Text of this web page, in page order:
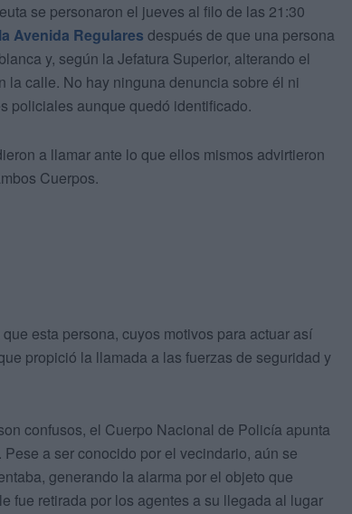
se personaron el jueves al filo de las 21:30
la Avenida Regulares después de que una persona
y, según la Jefatura Superior, alterando el
la calle. No hay ninguna denuncia sobre él ni
policiales aunque quedó identificado.
a llamar ante lo que ellos mismos advirtieron
Cuerpos.
esta persona, cuyos motivos para actuar así
propició la llamada a las fuerzas de seguridad y
confusos, el Cuerpo Nacional de Policía apunta
a ser conocido por el vecindario, aún se
generando la alarma por el objeto que
fue retirada por los agentes a su llegada al lugar